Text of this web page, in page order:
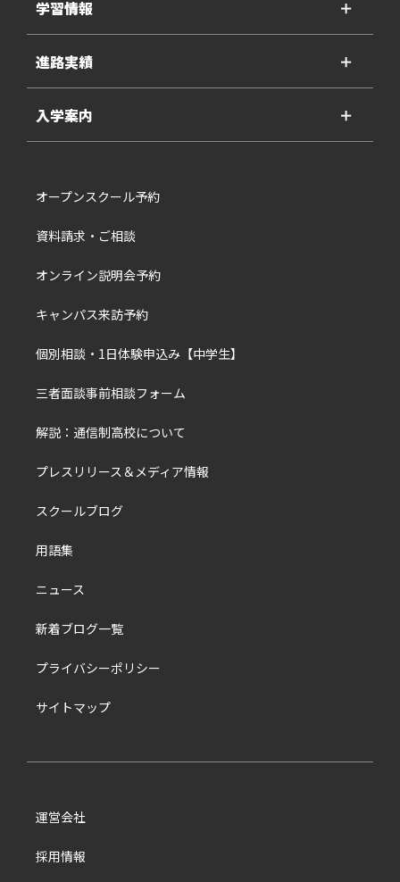
学習情報 ＋
進路実績 ＋
入学案内 ＋
オープンスクール予約
資料請求・ご相談
オンライン説明会予約
キャンパス来訪予約
個別相談・1日体験申込み【中学生】
三者面談事前相談フォーム
解説：通信制高校について
プレスリリース＆メディア情報
スクールブログ
用語集
ニュース
新着ブログ一覧
プライバシーポリシー
サイトマップ
運営会社
採用情報